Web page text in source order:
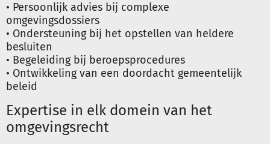
• Persoonlijk advies bij complexe
omgevingsdossiers
• Ondersteuning bij het opstellen van heldere
besluiten
• Begeleiding bij beroepsprocedures
• Ontwikkeling van een doordacht gemeentelijk
beleid
Expertise in elk domein van het
omgevingsrecht